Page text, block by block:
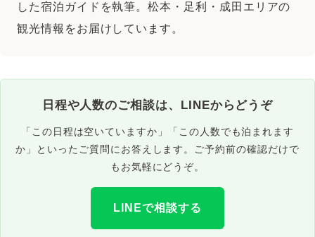
した宿泊ガイドを執筆。松本・足利・成田エリアの
観光情報をお届けしています。
日程や人数のご相談は、LINEからどうぞ
「この日程は空いていますか」「この人数でも泊まれます
か」といったご質問にお答えします。ご予約前の確認だけで
もお気軽にどうぞ。
LINEで相談する